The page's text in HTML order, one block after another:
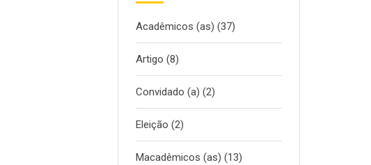
Acadêmicos (as) (37)
Artigo (8)
Convidado (a) (2)
Eleição (2)
Macadêmicos (as) (13)